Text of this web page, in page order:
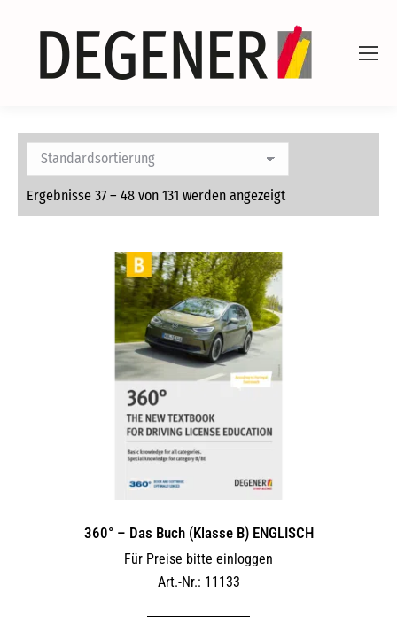
Ergebnisse 37 – 48 von 131 werden angezeigt
360° – Das Buch (Klasse B) ENGLISCH
Für Preise bitte einloggen
Art.-Nr.: 11133